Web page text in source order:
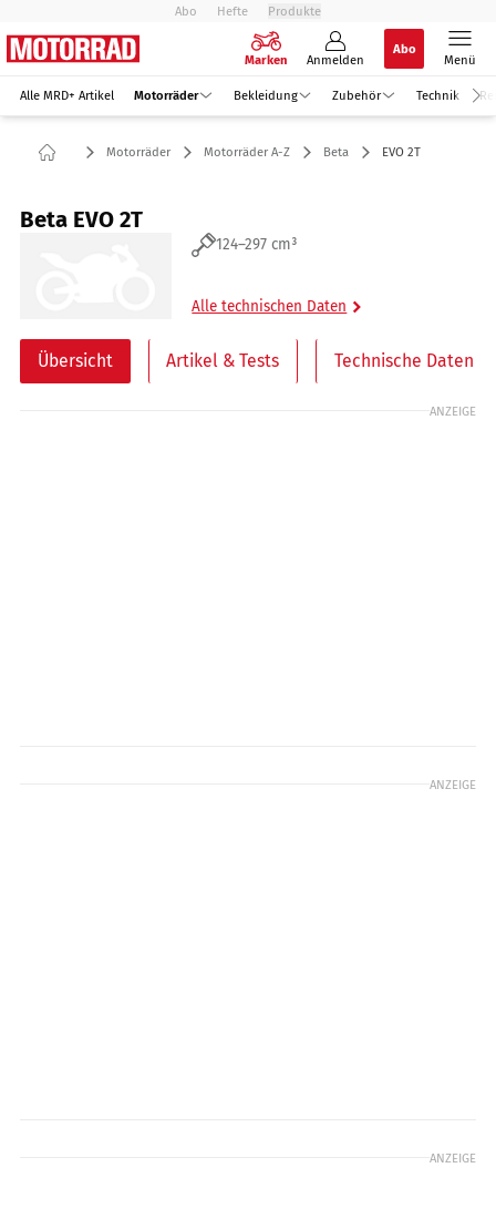
Abo Hefte Produkte
Marken Anmelden
Abo
Menü
Alle MRD+ Artikel Motorräder Bekleidung Zubehör Technik
Motorräder Motorräder A-Z Beta EVO 2T
Beta EVO 2T
124–297 cm³
Alle technischen Daten
Übersicht Artikel & Tests Technische Daten
ANZEIGE
ANZEIGE
ANZEIGE